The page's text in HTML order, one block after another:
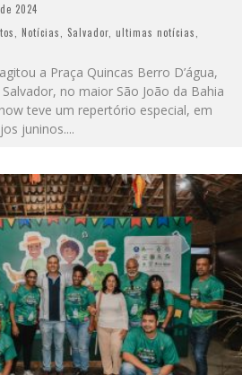
2024
Notícias Salvador ultimas notícias
a Praça Quincas Berro D’água,
no maior São João da Bahia
teve um repertório especial, em
juninos....